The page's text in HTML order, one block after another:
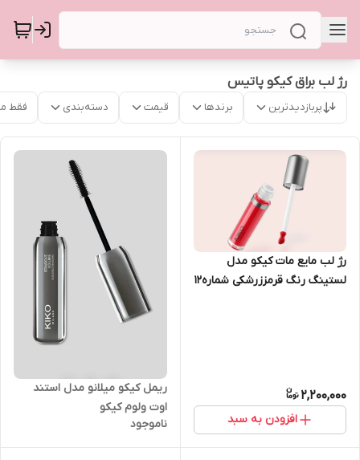
رژ لب براق کیکو پاتیس
پربازدیدترین برندها قیمت دسته‌بندی فقط
رژ لب مایع مات کیکو مدل
لستینگ رنگ قرمززرشکی شماره12
2,200,000
افزودن به سبد
ریمل کیکو میلانو مدل استند
اوت ولوم کیکو
ناموجود